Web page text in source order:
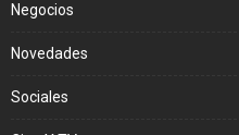
Negocios
Novedades
Sociales